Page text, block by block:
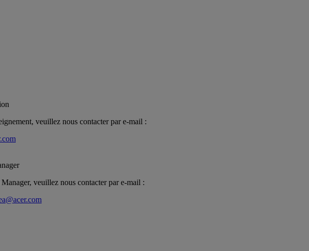
veuillez nous contacter par e-mail :
veuillez nous contacter par e-mail :